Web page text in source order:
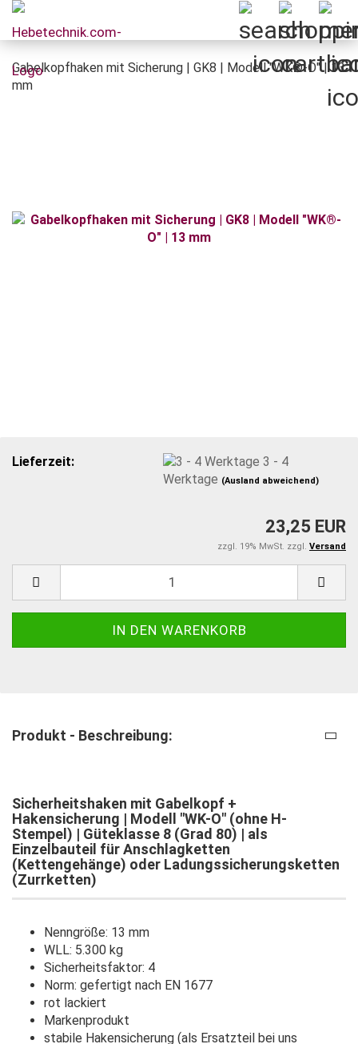
Gabelkopfhaken mit Sicherung | GK8 | Modell "WK®-O" | 13
mm
Lieferzeit:
3 - 4
Werktage (Ausland abweichend)
23,25 EUR
zzgl. 19% MwSt. zzgl. Versand
Produkt - Beschreibung:
Sicherheitshaken mit Gabelkopf +
Hakensicherung | Modell "WK-O" (ohne H-
Stempel) | Güteklasse 8 (Grad 80) | als
Einzelbauteil für Anschlagketten
(Kettengehänge) oder Ladungssicherungsketten
(Zurrketten)
Nenngröße: 13 mm
WLL: 5.300 kg
Sicherheitsfaktor: 4
Norm: gefertigt nach EN 1677
rot lackiert
Markenprodukt
stabile Hakensicherung (als Ersatzteil bei uns